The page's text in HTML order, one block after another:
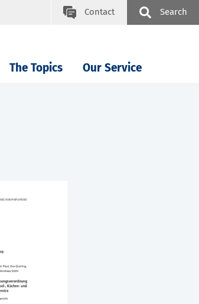
Contact Search
The Topics Our Service